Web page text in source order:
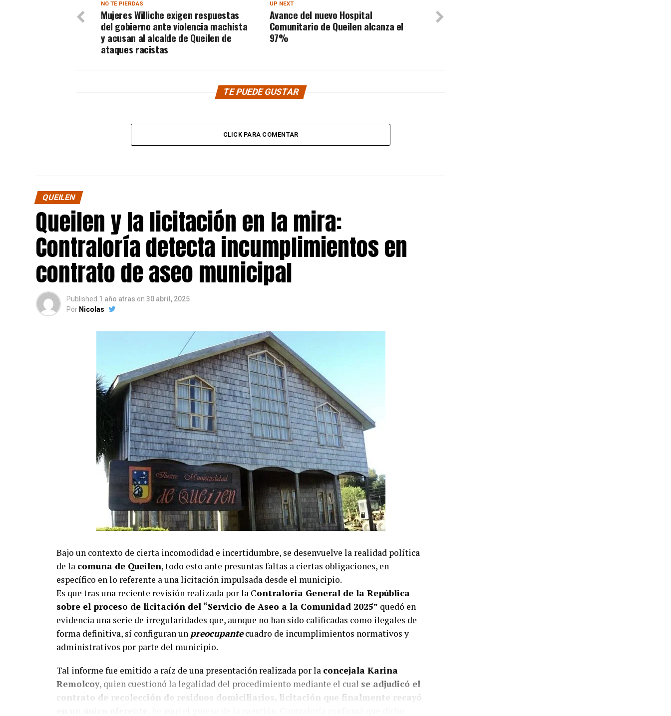
UP NEXT
Avance del nuevo Hospital
Comunitario de Queilen alcanza el
97%
NO TE PIERDAS
Mujeres Williche exigen respuestas
del gobierno ante violencia machista
y acusan al alcalde de Queilen de
ataques racistas
TE PUEDE GUSTAR
CLICK PARA COMENTAR
QUEILEN
Queilen y la licitación en la mira:
Contraloría detecta incumplimientos en
contrato de aseo municipal
Published 1 año atras on 30 abril, 2025
Por Nicolas
Bajo un contexto de cierta incomodidad e incertidumbre, se desenvuelve la realidad política
de la comuna de Queilen, todo esto ante presuntas faltas a ciertas obligaciones, en
específico en lo referente a una licitación impulsada desde el municipio.
Es que tras una reciente revisión realizada por la Contraloría General de la República
sobre el proceso de licitación del “Servicio de Aseo a la Comunidad 2025” quedó en
evidencia una serie de irregularidades que, aunque no han sido calificadas como ilegales de
forma definitiva, sí configuran un preocupantecuadro de incumplimientos normativos y
administrativos por parte del municipio.
Tal informe fue emitido a raíz de una presentación realizada por la concejala Karina
Remolcoy, quien cuestionó la legalidad del procedimiento mediante el cual se adjudicó el
contrato de recolección de residuos domiciliarios, licitación que finalmente recayó